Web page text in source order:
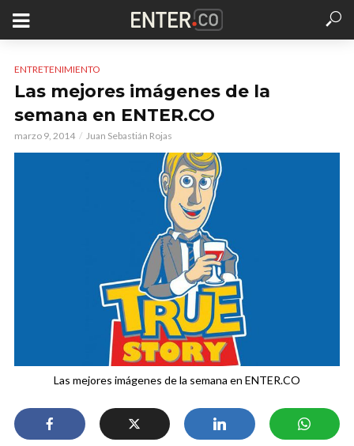
ENTRETENIMIENTO
Las mejores imágenes de la
semana en ENTER.CO
marzo 9, 2014 Juan Sebastián Rojas
Las mejores imágenes de la semana en ENTER.CO